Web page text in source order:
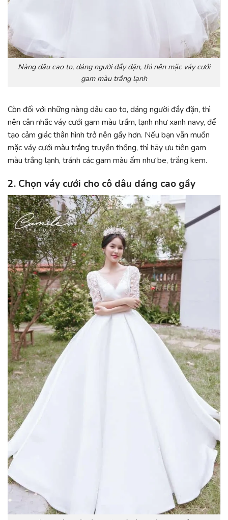
Nàng dâu cao to, dáng người đầy đặn, thì nên mặc váy cưới
gam màu trắng lạnh
Còn đối với những nàng dâu cao to, dáng người đầy đặn, thì
nên cân nhắc váy cưới gam màu trầm, lạnh như xanh navy, để
tạo cảm giác thân hình trở nên gầy hơn. Nếu bạn vẫn muốn
mặc váy cưới màu trắng truyền thống, thì hãy ưu tiên gam
màu trắng lạnh, tránh các gam màu ấm như be, trắng kem.
2. Chọn váy cưới cho cô dâu dáng cao gầy